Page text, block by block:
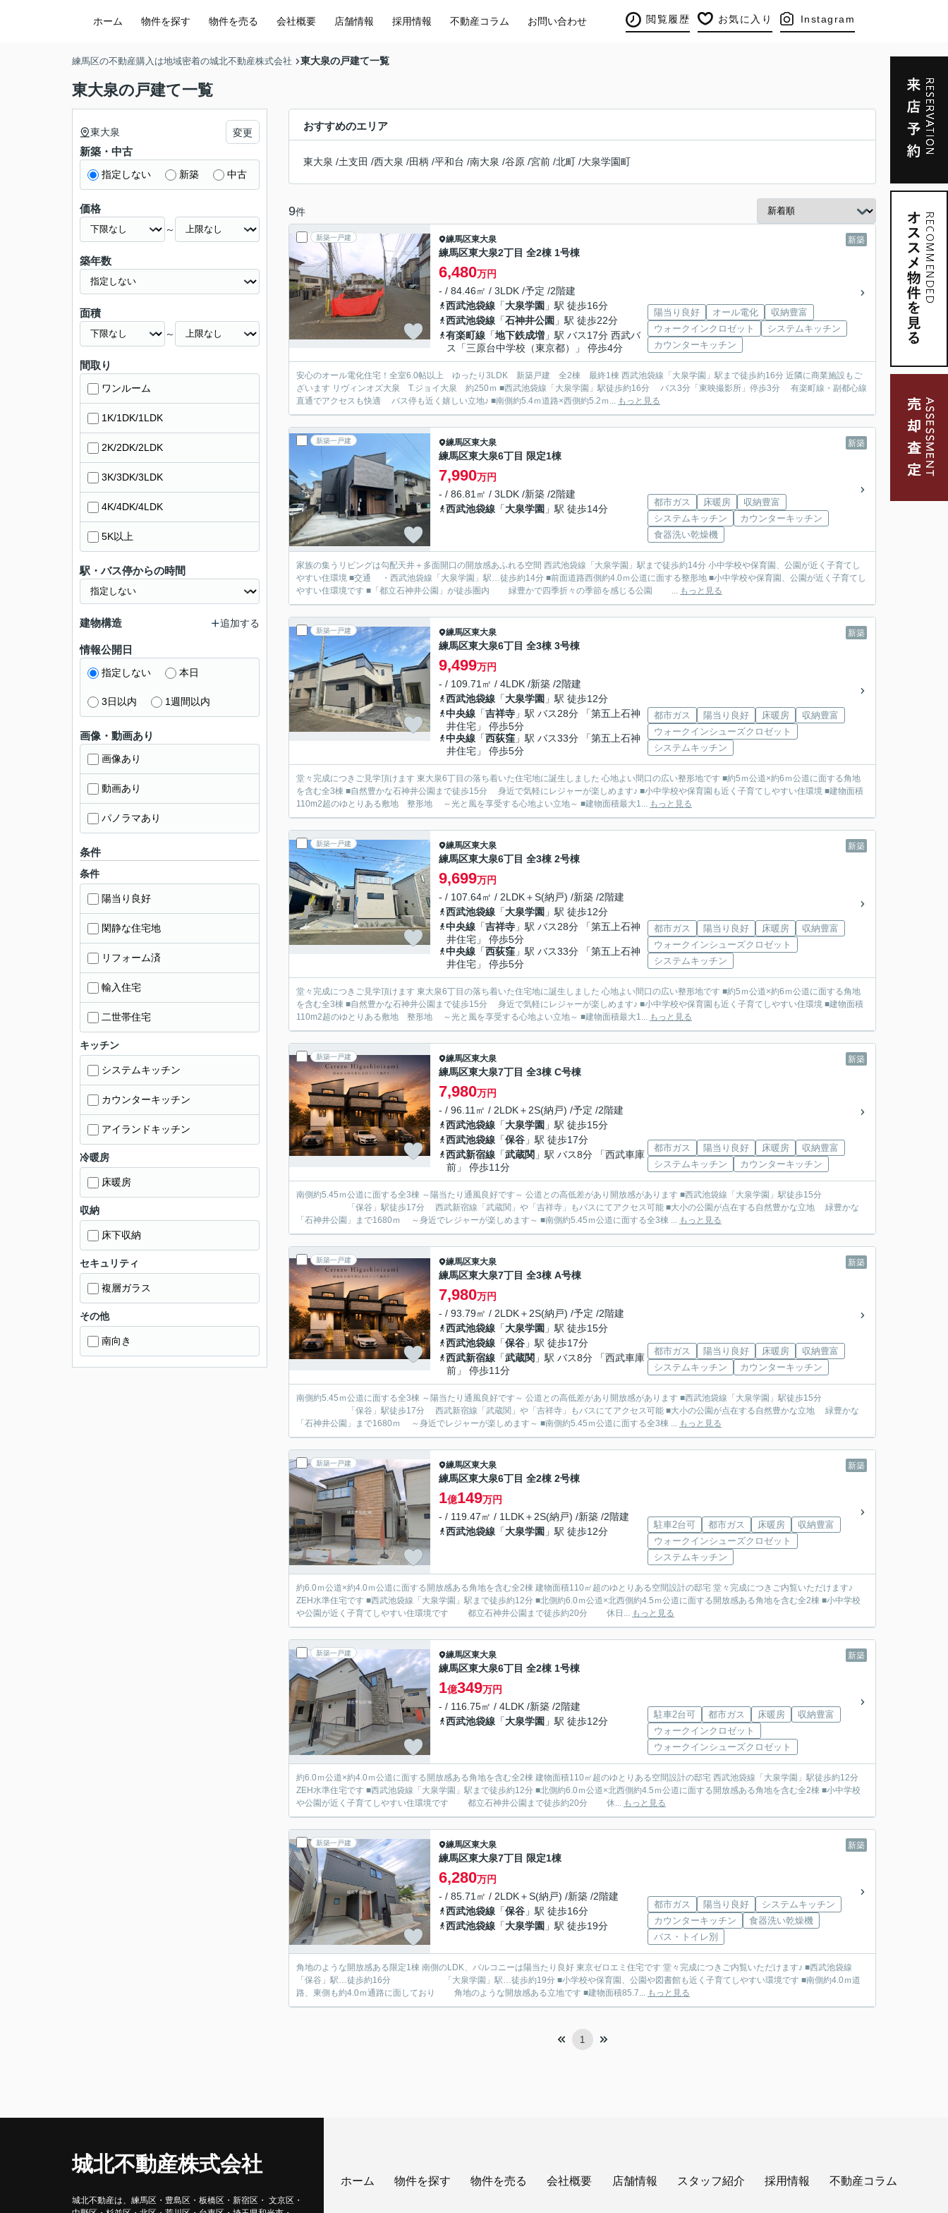
ホーム 物件を探す 物件を売る 会社概要 店舗情報 採用情報 不動産コラム お問い合わせ 閲覧履歴 お気に入り Instagram
練馬区の不動産購入は地域密着の城北不動産株式会社 東大泉の戸建て一覧
東大泉の戸建て一覧
おすすめのエリア
東大泉 /土支田 /西大泉 /田柄 /平和台 /南大泉 /谷原 /宮前 /北町 /大泉学園町
9件
新築一戸建 新築
練馬区東大泉
練馬区東大泉2丁目 全2棟 1号棟
6,480万円
- / 84.46㎡ / 3LDK /予定 /2階建
西武池袋線 「大泉学園 」駅 徒歩16分
西武池袋線 「石神井公園 」駅 徒歩22分
有楽町線 「地下鉄成増 」駅 バス17分 西武バ
ス「三原台中学校（東京都）」 停歩4分
陽当り良好 オール電化
収納豊富
ウォークインクロゼット
システムキッチン
カウンターキッチン
安心のオール電化住宅！全室6.0帖以上 ゆったり3LDK 新築戸建 全2棟 最終1棟 西武池袋線「大泉学園」駅まで徒歩約16分 近隣に商業施設もご
ざいます リヴィンオズ大泉 T.ジョイ大泉 約250ｍ ■西武池袋線「大泉学園」駅徒歩約16分 バス3分「東映撮影所」停歩3分 有楽町線・副都心線
直通でアクセスも快適 バス停も近く嬉しい立地♪ ■南側約5.4ｍ道路×西側約5.2ｍ... もっと見る
新築一戸建 新築
練馬区東大泉
練馬区東大泉6丁目 限定1棟
7,990万円
- / 86.81㎡ / 3LDK /新築 /2階建
西武池袋線 「大泉学園 」駅 徒歩14分
都市ガス 床暖房
収納豊富
システムキッチン
カウンターキッチン
食器洗い乾燥機
家族の集うリビングは勾配天井＋多面開口の開放感あふれる空間 西武池袋線「大泉学園」駅まで徒歩約14分 小中学校や保育園、公園が近く子育てし
やすい住環境 ■交通 ・西武池袋線「大泉学園」駅…徒歩約14分 ■前面道路西側約4.0ｍ公道に面する整形地 ■小中学校や保育園、公園が近く子育てし
やすい住環境です ■「都立石神井公園」が徒歩圏内 緑豊かで四季折々の季節を感じる公園 ... もっと見る
新築一戸建 新築
練馬区東大泉
練馬区東大泉6丁目 全3棟 3号棟
9,499万円
- / 109.71㎡ / 4LDK /新築 /2階建
西武池袋線 「大泉学園 」駅 徒歩12分
中央線 「吉祥寺 」駅 バス28分 「第五上石神
井住宅」 停歩5分
中央線 「西荻窪 」駅 バス33分 「第五上石神
井住宅」 停歩5分
都市ガス 陽当り良好 床暖房
収納豊富
ウォークインシューズクロゼット
システムキッチン
堂々完成につきご見学頂けます 東大泉6丁目の落ち着いた住宅地に誕生しました 心地よい間口の広い整形地です ■約5ｍ公道×約6ｍ公道に面する角地
を含む全3棟 ■自然豊かな石神井公園まで徒歩15分 身近で気軽にレジャーが楽しめます♪ ■小中学校や保育園も近く子育てしやすい住環境 ■建物面積
110m2超のゆとりある敷地 整形地 ～光と風を享受する心地よい立地～ ■建物面積最大1... もっと見る
新築一戸建 新築
練馬区東大泉
練馬区東大泉6丁目 全3棟 2号棟
9,699万円
- / 107.64㎡ / 2LDK＋S(納戸) /新築 /2階建
西武池袋線 「大泉学園 」駅 徒歩12分
中央線 「吉祥寺 」駅 バス28分 「第五上石神
井住宅」 停歩5分
中央線 「西荻窪 」駅 バス33分 「第五上石神
井住宅」 停歩5分
都市ガス 陽当り良好 床暖房
収納豊富
ウォークインシューズクロゼット
システムキッチン
堂々完成につきご見学頂けます 東大泉6丁目の落ち着いた住宅地に誕生しました 心地よい間口の広い整形地です ■約5ｍ公道×約6ｍ公道に面する角地
を含む全3棟 ■自然豊かな石神井公園まで徒歩15分 身近で気軽にレジャーが楽しめます♪ ■小中学校や保育園も近く子育てしやすい住環境 ■建物面積
110m2超のゆとりある敷地 整形地 ～光と風を享受する心地よい立地～ ■建物面積最大1... もっと見る
新築一戸建 新築
練馬区東大泉
練馬区東大泉7丁目 全3棟 C号棟
7,980万円
- / 96.11㎡ / 2LDK＋2S(納戸) /予定 /2階建
西武池袋線 「大泉学園 」駅 徒歩15分
西武池袋線 「保谷 」駅 徒歩17分
西武新宿線 「武蔵関 」駅 バス8分 「西武車庫
前」 停歩11分
都市ガス 陽当り良好 床暖房
収納豊富
システムキッチン
カウンターキッチン
南側約5.45ｍ公道に面する全3棟 ～陽当たり通風良好です～ 公道との高低差があり開放感があります ■西武池袋線「大泉学園」駅徒歩15分
「保谷」駅徒歩17分 西武新宿線「武蔵関」や「吉祥寺」もバスにてアクセス可能 ■大小の公園が点在する自然豊かな立地 緑豊かな
「石神井公園」まで1680ｍ ～身近でレジャーが楽しめます～ ■南側約5.45ｍ公道に面する全3棟 ... もっと見る
新築一戸建 新築
練馬区東大泉
練馬区東大泉7丁目 全3棟 A号棟
7,980万円
- / 93.79㎡ / 2LDK＋2S(納戸) /予定 /2階建
西武池袋線 「大泉学園 」駅 徒歩15分
西武池袋線 「保谷 」駅 徒歩17分
西武新宿線 「武蔵関 」駅 バス8分 「西武車庫
前」 停歩11分
都市ガス 陽当り良好 床暖房
収納豊富
システムキッチン
カウンターキッチン
南側約5.45ｍ公道に面する全3棟 ～陽当たり通風良好です～ 公道との高低差があり開放感があります ■西武池袋線「大泉学園」駅徒歩15分
「保谷」駅徒歩17分 西武新宿線「武蔵関」や「吉祥寺」もバスにてアクセス可能 ■大小の公園が点在する自然豊かな立地 緑豊かな
「石神井公園」まで1680ｍ ～身近でレジャーが楽しめます～ ■南側約5.45ｍ公道に面する全3棟 ... もっと見る
新築一戸建 新築
練馬区東大泉
練馬区東大泉6丁目 全2棟 2号棟
1億149万円
- / 119.47㎡ / 1LDK＋2S(納戸) /新築 /2階建
西武池袋線 「大泉学園 」駅 徒歩12分
駐車2台可 都市ガス 床暖房
収納豊富
ウォークインシューズクロゼット
システムキッチン
約6.0ｍ公道×約4.0ｍ公道に面する開放感ある角地を含む全2棟 建物面積110㎡超のゆとりある空間設計の邸宅 堂々完成につきご内覧いただけます♪
ZEH水準住宅です ■西武池袋線「大泉学園」駅まで徒歩約12分 ■北側約6.0ｍ公道×北西側約4.5ｍ公道に面する開放感ある角地を含む全2棟 ■小中学校
や公園が近く子育てしやすい住環境です 都立石神井公園まで徒歩約20分 休日... もっと見る
新築一戸建 新築
練馬区東大泉
練馬区東大泉6丁目 全2棟 1号棟
1億349万円
- / 116.75㎡ / 4LDK /新築 /2階建
西武池袋線 「大泉学園 」駅 徒歩12分
駐車2台可 都市ガス 床暖房
収納豊富
ウォークインクロゼット
ウォークインシューズクロゼット
約6.0ｍ公道×約4.0ｍ公道に面する開放感ある角地を含む全2棟 建物面積110㎡超のゆとりある空間設計の邸宅 西武池袋線「大泉学園」駅徒歩約12分
ZEH水準住宅です ■西武池袋線「大泉学園」駅まで徒歩約12分 ■北側約6.0ｍ公道×北西側約4.5ｍ公道に面する開放感ある角地を含む全2棟 ■小中学校
や公園が近く子育てしやすい住環境です 都立石神井公園まで徒歩約20分 休... もっと見る
新築一戸建 新築
練馬区東大泉
練馬区東大泉7丁目 限定1棟
6,280万円
- / 85.71㎡ / 2LDK＋S(納戸) /新築 /2階建
西武池袋線 「保谷 」駅 徒歩16分
西武池袋線 「大泉学園 」駅 徒歩19分
都市ガス 陽当り良好
システムキッチン
カウンターキッチン
食器洗い乾燥機
バス・トイレ別
角地のような開放感ある限定1棟 南側のLDK、バルコニーは陽当たり良好 東京ゼロエミ住宅です 堂々完成につきご内覧いただけます♪ ■西武池袋線
「保谷」駅…徒歩約16分 「大泉学園」駅…徒歩約19分 ■小学校や保育園、公園や図書館も近く子育てしやすい環境です ■南側約4.0ｍ道
路、東側も約4.0ｍ通路に面しており 角地のような開放感ある立地です ■建物面積85.7... もっと見る
1
東大泉 変更
新築・中古
指定しない 新築 中古
価格
～
築年数
面積
～
間取り
ワンルーム
1K/1DK/1LDK
2K/2DK/2LDK
3K/3DK/3LDK
4K/4DK/4LDK
5K以上
駅・バス停からの時間
建物構造 追加する
情報公開日
指定しない 本日
3日以内 1週間以内
画像・動画あり
画像あり
動画あり
パノラマあり
条件
条件
陽当り良好
閑静な住宅地
リフォーム済
輸入住宅
二世帯住宅
キッチン
システムキッチン
カウンターキッチン
アイランドキッチン
冷暖房
床暖房
収納
床下収納
セキュリティ
複層ガラス
その他
南向き
城北不動産株式会社
城北不動産は、練馬区・豊島区・ 板橋区・新宿区・ 文京区・
ホーム 物件を探す 物件を売る 会社概要 店舗情報 スタッフ紹介 採用情報 不動産コラム